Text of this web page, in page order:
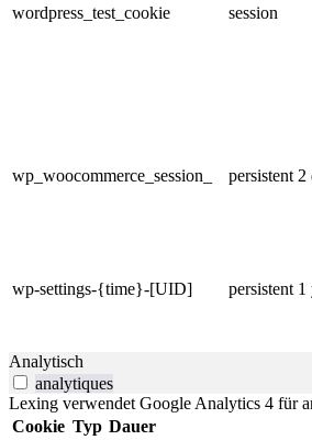
wordpress_test_cookie session
wp_woocommerce_session_ persistent 2
wp-settings-{time}-[UID] persistent 1
Analytisch
analytiques
Lexing verwendet Google Analytics 4 für
Cookie Typ Dauer